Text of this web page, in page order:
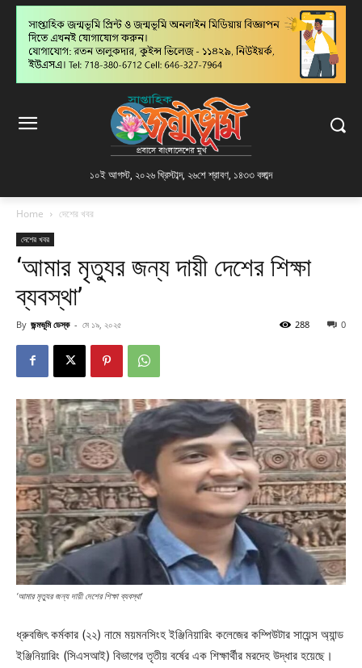
১০ই আগস্ট, ২০২৬ খ্রিস্টাব্দ, ২৬শে শ্রাবণ, ১৪৩৩ বঙ্গাব্দ
Home দেশের খবর
দেশের খবর
‘আমার মৃত্যুর জন্য দায়ী দেশের শিক্ষা
ব্যবস্থা’
By জন্মভূমি ডেস্ক - মে ১৯, ২০২৫ 0
288
‘আমার মৃত্যুর জন্য দায়ী দেশের শিক্ষা ব্যবস্থা’
ধ্রুবজিৎ কর্মকার (২২) নামে ময়মনসিংহ ইঞ্জিনিয়ারিং কলেজের কম্পিউটার সায়েন্স অ্যান্ড
ইঞ্জিনিয়ারিং (সিএসআই) বিভাগের তৃতীয় বর্ষের এক শিক্ষার্থীর মরদেহ উদ্ধার হয়েছে।